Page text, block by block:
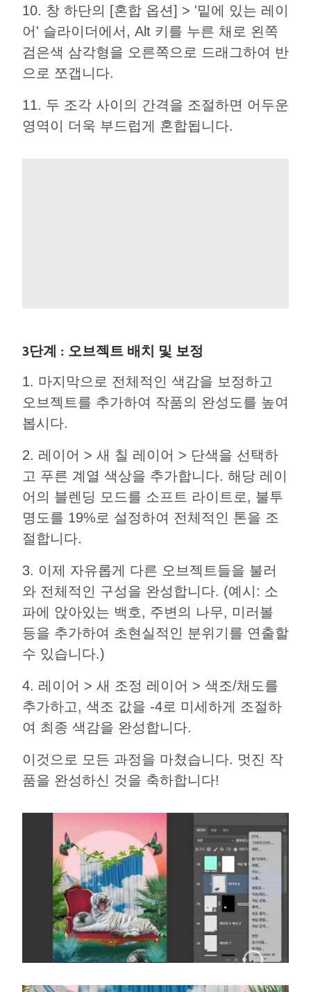
10. 창 하단의 [혼합 옵션] > '밑에 있는 레이
어' 슬라이더에서, Alt 키를 누른 채로 왼쪽
검은색 삼각형을 오른쪽으로 드래그하여 반
으로 쪼갭니다.
11. 두 조각 사이의 간격을 조절하면 어두운
영역이 더욱 부드럽게 혼합됩니다.
3단계 : 오브젝트 배치 및 보정
1. 마지막으로 전체적인 색감을 보정하고
오브젝트를 추가하여 작품의 완성도를 높여
봅시다.
2. 레이어 > 새 칠 레이어 > 단색을 선택하
고 푸른 계열 색상을 추가합니다. 해당 레이
어의 블렌딩 모드를 소프트 라이트로, 불투
명도를 19%로 설정하여 전체적인 톤을 조
절합니다.
3. 이제 자유롭게 다른 오브젝트들을 불러
와 전체적인 구성을 완성합니다. (예시: 소
파에 앉아있는 백호, 주변의 나무, 미러볼
등을 추가하여 초현실적인 분위기를 연출할
수 있습니다.)
4. 레이어 > 새 조정 레이어 > 색조/채도를
추가하고, 색조 값을 -4로 미세하게 조절하
여 최종 색감을 완성합니다.
이것으로 모든 과정을 마쳤습니다. 멋진 작
품을 완성하신 것을 축하합니다!